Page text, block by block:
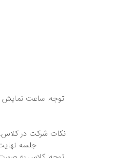
توجه: ساعت نمایش
نکات شرکت در